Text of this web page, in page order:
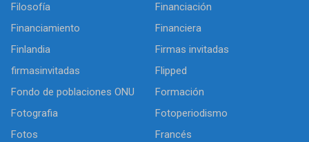
Filosofía
Financiación
Financiamiento
Financiera
Finlandia
Firmas invitadas
firmasinvitadas
Flipped
Fondo de poblaciones ONU
Formación
Fotografia
Fotoperiodismo
Fotos
Francés